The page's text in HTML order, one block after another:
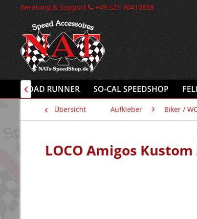
Beratung & Support +49 521 30410858
ROAD RUNNER SO-CAL SPEEDSHOP

Übersicht Aufkleber Biker /
LOCO Amigos